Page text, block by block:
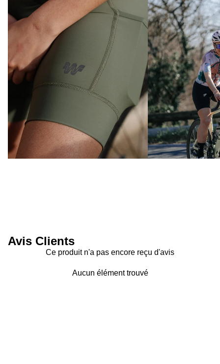
Avis Clients
Ce produit n'a pas encore reçu d'avis
Aucun élément trouvé